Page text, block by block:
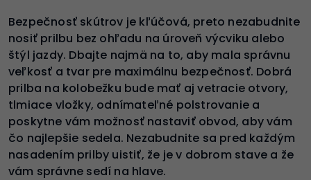
Bezpečnosť skútrov je kľúčová, preto nezabudnite
nosiť prilbu bez ohľadu na úroveň výcviku alebo
štýl jazdy. Dbajte najmä na to, aby mala správnu
veľkosť a tvar pre maximálnu bezpečnosť. Dobrá
prilba na kolobežku bude mať aj vetracie otvory,
tlmiace vložky, odnímateľné polstrovanie a
poskytne vám možnosť nastaviť obvod, aby vám
čo najlepšie sedela. Nezabudnite sa pred každým
nasadením prilby uistiť, že je v dobrom stave a že
vám správne sedí na hlave.